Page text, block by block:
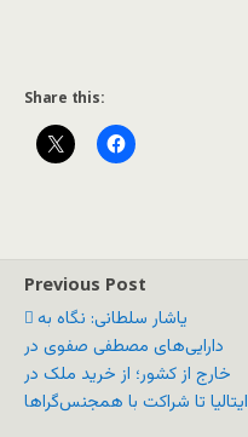
Share this:
Previous Post
یاشار سلطانی: نگاه به
دارایی‌های مصطفی صفوی در
خارج از کشور؛ از خرید ملک در
ایتالیا تا شراکت با همجنس‌گراها